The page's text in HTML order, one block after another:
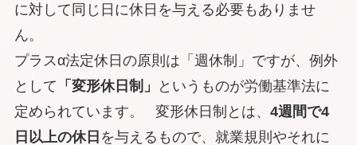
に対して同じ日に休日を与える必要もありませ
ん。
プラスα法定休日の原則は「週休制」ですが、例外
として 「変形休日制」
というものが労働基準法に
定められています。 変形休日制とは、 4週間で4
日以上の休日 を与えるもので、就業規則やそれに